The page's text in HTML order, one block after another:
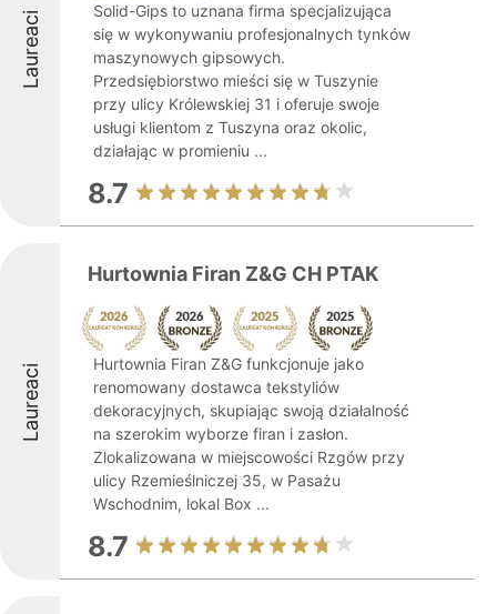
Laureaci
Solid-Gips to uznana firma specjalizująca
się w wykonywaniu profesjonalnych tynków
maszynowych gipsowych.
Przedsiębiorstwo mieści się w Tuszynie
przy ulicy Królewskiej 31 i oferuje swoje
usługi klientom z Tuszyna oraz okolic,
działając w promieniu ...
8.7
Laureaci
Hurtownia Firan Z&G CH PTAK
Hurtownia Firan Z&G funkcjonuje jako
renomowany dostawca tekstyliów
dekoracyjnych, skupiając swoją działalność
na szerokim wyborze firan i zasłon.
Zlokalizowana w miejscowości Rzgów przy
ulicy Rzemieślniczej 35, w Pasażu
Wschodnim, lokal Box ...
8.7